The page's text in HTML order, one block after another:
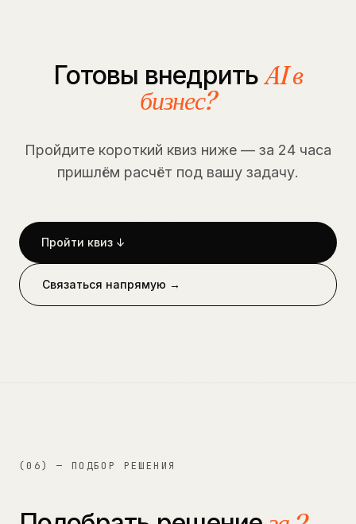
Готовы внедритьAI в
бизнес?
Пройдите короткий квиз ниже — за 24 часа
пришлём расчёт под вашу задачу.
Пройти квиз ↓
Связаться напрямую →
(06) — ПОДБОР РЕШЕНИЯ